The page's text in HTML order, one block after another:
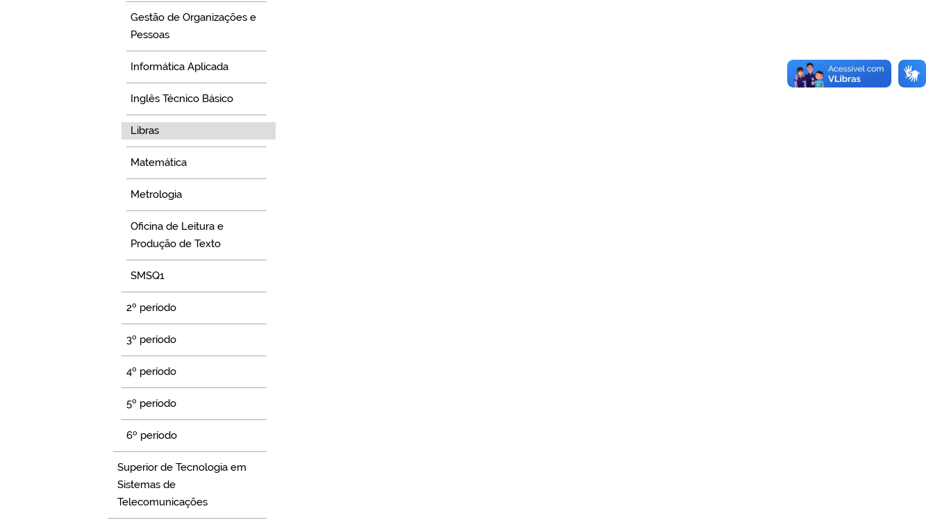
Gestão de Organizações e
Pessoas
Informática Aplicada
Inglês Técnico Básico
Libras
Matemática
Metrologia
Oficina de Leitura e
Produção de Texto
SMSQ1
2º período
3º período
4º período
5º período
6º período
Superior de Tecnologia em
Sistemas de
Telecomunicações